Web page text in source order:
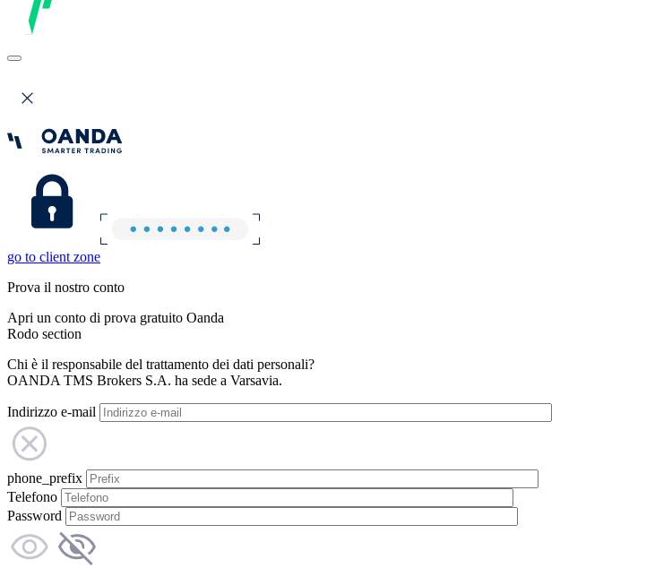
go to client zone
Prova il nostro conto
Apri un conto di prova gratuito Oanda
Rodo section
Chi è il responsabile del trattamento dei dati personali?
OANDA TMS Brokers S.A. ha sede a Varsavia.
Indirizzo e-mail
phone_prefix
Telefono
Password